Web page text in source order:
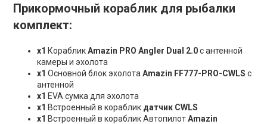
Прикормочный кораблик для рыбалки
комплект:
х1 КорабликAmazin PRO Angler Dual 2.0с антенной
камеры и эхолота
х1 Основной блок эхолотаAmazin FF777-PRO-CWLS с
антенной
х1 EVA сумка для эхолота
х1 Встроенный в кораблик датчик CWLS
х1 Встроенный в кораблик АвтопилотAmazin